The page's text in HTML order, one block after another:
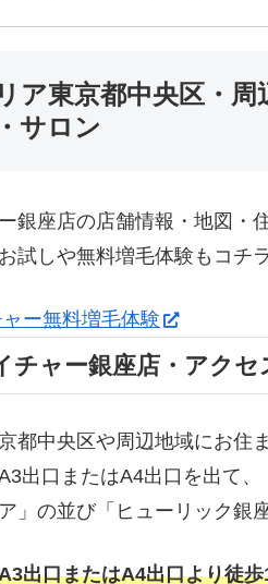
ア東京都中央区・
サロン
銀座店の店舗情報・地図・
試しや無料増毛体験もコチ
ー無料増毛体験
チャー銀座店・アクセ
都中央区や周辺地域にお住
出口またはA4出口を出て
」の並び「ヒューリック銀
出口またはA4出口より徒歩